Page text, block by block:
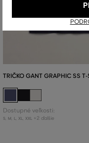
TRIČKO GANT GRAPHIC SS T-
Dostupné veľkosti:
S M L XL XXL +2 ďalšie